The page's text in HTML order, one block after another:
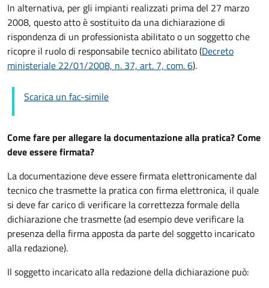
In alternativa, per gli impianti realizzati prima del 27 marzo
2008, questo atto è sostituito da una dichiarazione di
rispondenza di un professionista abilitato o un soggetto che
ricopre il ruolo di responsabile tecnico abilitato (Decreto
ministeriale 22/01/2008, n. 37, art. 7, com. 6).
Scarica un fac-simile
Come fare per allegare la documentazione alla pratica? Come
deve essere firmata?
La documentazione deve essere firmata elettronicamente dal
tecnico che trasmette la pratica con firma elettronica, il quale
si deve far carico di verificare la correttezza formale della
dichiarazione che trasmette (ad esempio deve verificare la
presenza della firma apposta da parte del soggetto incaricato
alla redazione).
Il soggetto incaricato alla redazione della dichiarazione può: